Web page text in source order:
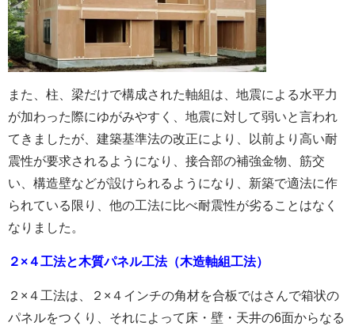
また、柱、梁だけで構成された軸組は、地震による水平力
が加わった際にゆがみやすく、地震に対して弱いと言われ
てきましたが、建築基準法の改正により、以前より高い耐
震性が要求されるようになり、接合部の補強金物、筋交
い、構造壁などが設けられるようになり、新築で適法に作
られている限り、他の工法に比べ耐震性が劣ることはなく
なりました。
２×４工法と木質パネル工法（木造軸組工法）
２×４工法は、２×４インチの角材を合板ではさんで箱状の
パネルをつくり、それによって床・壁・天井の6面からなる